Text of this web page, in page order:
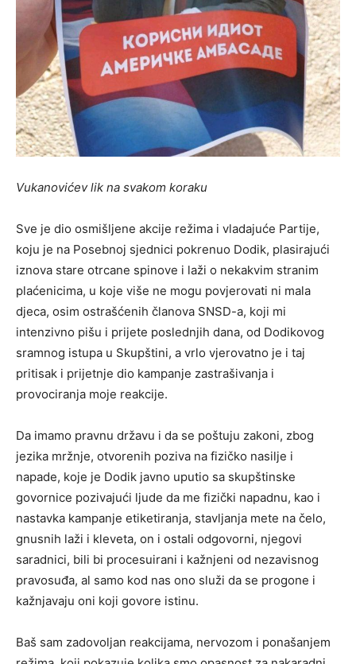
Vukanovićev lik na svakom koraku
Sve je dio osmišljene akcije režima i vladajuće Partije,
koju je na Posebnoj sjednici pokrenuo Dodik, plasirajući
iznova stare otrcane spinove i laži o nekakvim stranim
plaćenicima, u koje više ne mogu povjerovati ni mala
djeca, osim ostrašćenih članova SNSD-a, koji mi
intenzivno pišu i prijete poslednjih dana, od Dodikovog
sramnog istupa u Skupštini, a vrlo vjerovatno je i taj
pritisak i prijetnje dio kampanje zastrašivanja i
provociranja moje reakcije.
Da imamo pravnu državu i da se poštuju zakoni, zbog
jezika mržnje, otvorenih poziva na fizičko nasilje i
napade, koje je Dodik javno uputio sa skupštinske
govornice pozivajući ljude da me fizički napadnu, kao i
nastavka kampanje etiketiranja, stavljanja mete na čelo,
gnusnih laži i kleveta, on i ostali odgovorni, njegovi
saradnici, bili bi procesuirani i kažnjeni od nezavisnog
pravosuđa, al samo kod nas ono služi da se progone i
kažnjavaju oni koji govore istinu.
Baš sam zadovoljan reakcijama, nervozom i ponašanjem